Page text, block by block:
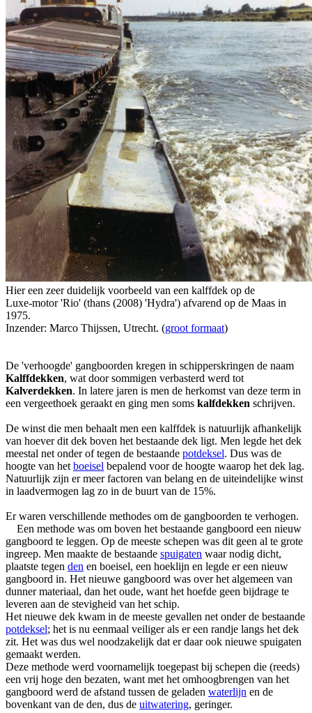
Hier een zeer duidelijk voorbeeld van een kalffdek op de
Luxe-motor 'Rio' (thans (2008) 'Hydra') afvarend op de Maas in
1975.
Inzender: Marco Thijssen, Utrecht. (groot formaat)
De 'verhoogde' gangboorden kregen in schipperskringen de naam
Kalffdekken, wat door sommigen verbasterd werd tot
Kalverdekken. In latere jaren is men de herkomst van deze term in
een vergeethoek geraakt en ging men soms kalfdekken schrijven.
De winst die men behaalt men een kalffdek is natuurlijk afhankelijk
van hoever dit dek boven het bestaande dek ligt. Men legde het dek
meestal net onder of tegen de bestaande potdeksel. Dus was de
hoogte van het boeisel bepalend voor de hoogte waarop het dek lag.
Natuurlijk zijn er meer factoren van belang en de uiteindelijke winst
in laadvermogen lag zo in de buurt van de 15%.
Er waren verschillende methodes om de gangboorden te verhogen.
Een methode was om boven het bestaande gangboord een nieuw
gangboord te leggen. Op de meeste schepen was dit geen al te grote
ingreep. Men maakte de bestaande spuigaten waar nodig dicht,
plaatste tegen den en boeisel, een hoeklijn en legde er een nieuw
gangboord in. Het nieuwe gangboord was over het algemeen van
dunner materiaal, dan het oude, want het hoefde geen bijdrage te
leveren aan de stevigheid van het schip.
Het nieuwe dek kwam in de meeste gevallen net onder de bestaande
potdeksel; het is nu eenmaal veiliger als er een randje langs het dek
zit. Het was dus wel noodzakelijk dat er daar ook nieuwe spuigaten
gemaakt werden.
Deze methode werd voornamelijk toegepast bij schepen die (reeds)
een vrij hoge den bezaten, want met het omhoogbrengen van het
gangboord werd de afstand tussen de geladen waterlijn en de
bovenkant van de den, dus de uitwatering, geringer.